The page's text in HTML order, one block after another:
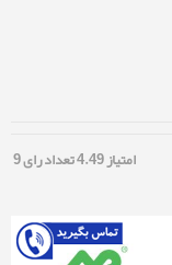
امتیاز4.49تعداد رای9